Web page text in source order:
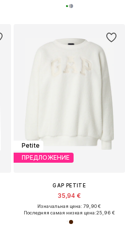
Petite
ПРЕДЛОЖЕНИЕ
GAP PETITE
35,94 €
Изначальная цена: 79,90 €
Последняя самая низкая цена:25,96 €